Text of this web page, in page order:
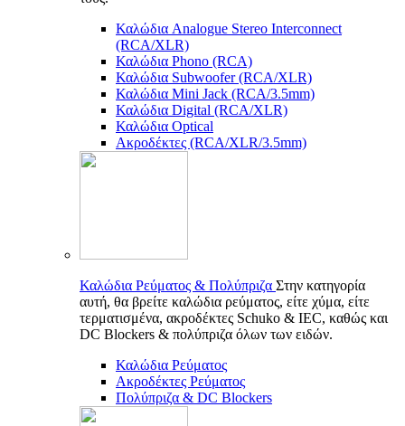
Καλώδια Analogue Stereo Interconnect
(RCA/XLR)
Καλώδια Phono (RCA)
Καλώδια Subwoofer (RCA/XLR)
Καλώδια Mini Jack (RCA/3.5mm)
Καλώδια Digital (RCA/XLR)
Καλώδια Optical
Ακροδέκτες (RCA/XLR/3.5mm)
Καλώδια Ρεύματος & Πολύπριζα Στην κατηγορία
αυτή, θα βρείτε καλώδια ρεύματος, είτε χύμα, είτε
τερματισμένα, ακροδέκτες Schuko & IEC, καθώς και
DC Blockers & πολύπριζα όλων των ειδών.
Καλώδια Ρεύματος
Ακροδέκτες Ρεύματος
Πολύπριζα & DC Blockers